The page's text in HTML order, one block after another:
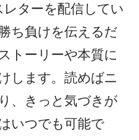
ターを配信してい
ち負けを伝えるだ
トーリーや本質に
します。読めばニ
、きっと気づきが
いつでも可能で